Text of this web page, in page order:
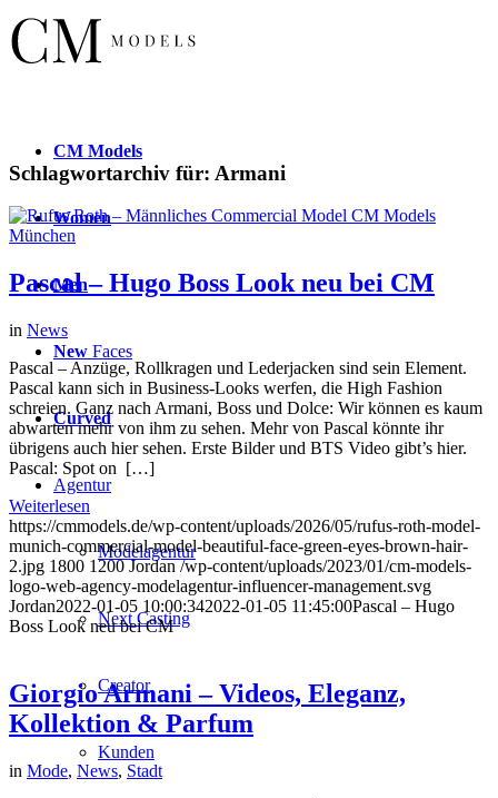
CM Models
Women
Men
New Faces
Curved
Agentur
Modelagentur
Next Casting
Creator
Kunden
Schlagwortarchiv für: Armani
Pascal – Hugo Boss Look neu bei CM
in News
Pascal – Anzüge, Rollkragen und Lederjacken sind sein Element.
Pascal kann sich in Business-Looks werfen, die High Fashion
schreien. Ganz nach Armani, Boss und Dolce: Wir können es kaum
abwarten mehr von ihm zu sehen. Mehr von Pascal könnte ihr
übrigens auch hier sehen. Erste Bilder und BTS Video gibt’s hier.
Pascal: Spot on […]
Weiterlesen
https://cmmodels.de/wp-content/uploads/2026/05/rufus-roth-model-
munich-commercial-model-beautiful-face-green-eyes-brown-hair-
2.jpg 1800 1200 Jordan /wp-content/uploads/2023/01/cm-models-
logo-web-agency-modelagentur-influencer-management.svg
Jordan2022-01-05 10:00:342022-01-05 11:45:00Pascal – Hugo
Boss Look neu bei CM
Giorgio Armani – Videos, Eleganz,
Kollektion & Parfum
in Mode, News, Stadt